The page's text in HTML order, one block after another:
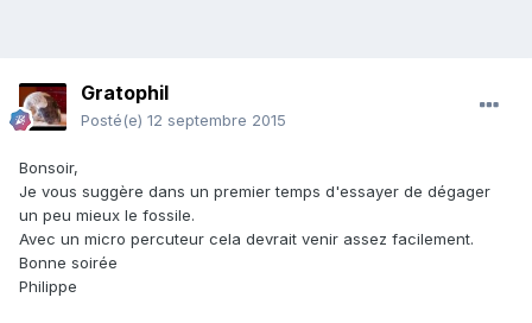
Gratophil
Posté(e) 12 septembre 2015
Bonsoir,
Je vous suggère dans un premier temps d'essayer de dégager
un peu mieux le fossile.
Avec un micro percuteur cela devrait venir assez facilement.
Bonne soirée
Philippe